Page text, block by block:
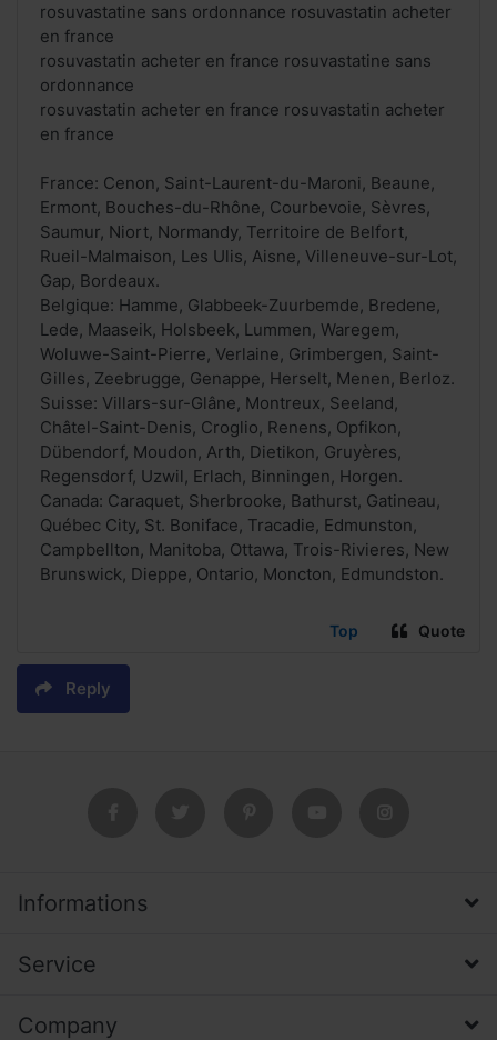
rosuvastatine sans ordonnance rosuvastatin acheter
en france
rosuvastatin acheter en france rosuvastatine sans
ordonnance
rosuvastatin acheter en france rosuvastatin acheter
en france
France: Cenon, Saint-Laurent-du-Maroni, Beaune,
Ermont, Bouches-du-Rhône, Courbevoie, Sèvres,
Saumur, Niort, Normandy, Territoire de Belfort,
Rueil-Malmaison, Les Ulis, Aisne, Villeneuve-sur-Lot,
Gap, Bordeaux.
Belgique: Hamme, Glabbeek-Zuurbemde, Bredene,
Lede, Maaseik, Holsbeek, Lummen, Waregem,
Woluwe-Saint-Pierre, Verlaine, Grimbergen, Saint-
Gilles, Zeebrugge, Genappe, Herselt, Menen, Berloz.
Suisse: Villars-sur-Glâne, Montreux, Seeland,
Châtel-Saint-Denis, Croglio, Renens, Opfikon,
Dübendorf, Moudon, Arth, Dietikon, Gruyères,
Regensdorf, Uzwil, Erlach, Binningen, Horgen.
Canada: Caraquet, Sherbrooke, Bathurst, Gatineau,
Québec City, St. Boniface, Tracadie, Edmunston,
Campbellton, Manitoba, Ottawa, Trois-Rivieres, New
Brunswick, Dieppe, Ontario, Moncton, Edmundston.
Top Quote
Reply
Informations
Service
Company